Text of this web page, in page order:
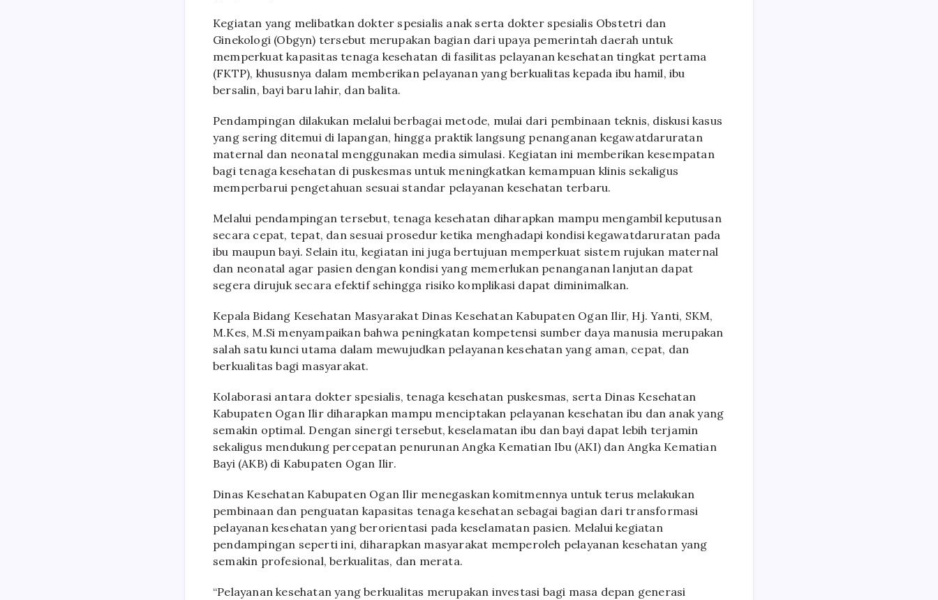
Kegiatan yang melibatkan dokter spesialis anak serta dokter spesialis Obstetri dan
Ginekologi (Obgyn) tersebut merupakan bagian dari upaya pemerintah daerah untuk
memperkuat kapasitas tenaga kesehatan di fasilitas pelayanan kesehatan tingkat pertama
(FKTP), khususnya dalam memberikan pelayanan yang berkualitas kepada ibu hamil, ibu
bersalin, bayi baru lahir, dan balita.
Pendampingan dilakukan melalui berbagai metode, mulai dari pembinaan teknis, diskusi kasus
yang sering ditemui di lapangan, hingga praktik langsung penanganan kegawatdaruratan
maternal dan neonatal menggunakan media simulasi. Kegiatan ini memberikan kesempatan
bagi tenaga kesehatan di puskesmas untuk meningkatkan kemampuan klinis sekaligus
memperbarui pengetahuan sesuai standar pelayanan kesehatan terbaru.
Melalui pendampingan tersebut, tenaga kesehatan diharapkan mampu mengambil keputusan
secara cepat, tepat, dan sesuai prosedur ketika menghadapi kondisi kegawatdaruratan pada
ibu maupun bayi. Selain itu, kegiatan ini juga bertujuan memperkuat sistem rujukan maternal
dan neonatal agar pasien dengan kondisi yang memerlukan penanganan lanjutan dapat
segera dirujuk secara efektif sehingga risiko komplikasi dapat diminimalkan.
Kepala Bidang Kesehatan Masyarakat Dinas Kesehatan Kabupaten Ogan Ilir, Hj. Yanti, SKM,
M.Kes, M.Si menyampaikan bahwa peningkatan kompetensi sumber daya manusia merupakan
salah satu kunci utama dalam mewujudkan pelayanan kesehatan yang aman, cepat, dan
berkualitas bagi masyarakat.
Kolaborasi antara dokter spesialis, tenaga kesehatan puskesmas, serta Dinas Kesehatan
Kabupaten Ogan Ilir diharapkan mampu menciptakan pelayanan kesehatan ibu dan anak yang
semakin optimal. Dengan sinergi tersebut, keselamatan ibu dan bayi dapat lebih terjamin
sekaligus mendukung percepatan penurunan Angka Kematian Ibu (AKI) dan Angka Kematian
Bayi (AKB) di Kabupaten Ogan Ilir.
Dinas Kesehatan Kabupaten Ogan Ilir menegaskan komitmennya untuk terus melakukan
pembinaan dan penguatan kapasitas tenaga kesehatan sebagai bagian dari transformasi
pelayanan kesehatan yang berorientasi pada keselamatan pasien. Melalui kegiatan
pendampingan seperti ini, diharapkan masyarakat memperoleh pelayanan kesehatan yang
semakin profesional, berkualitas, dan merata.
“Pelayanan kesehatan yang berkualitas merupakan investasi bagi masa depan generasi